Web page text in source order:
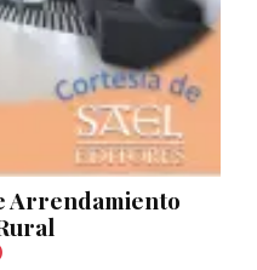
Arrendamiento